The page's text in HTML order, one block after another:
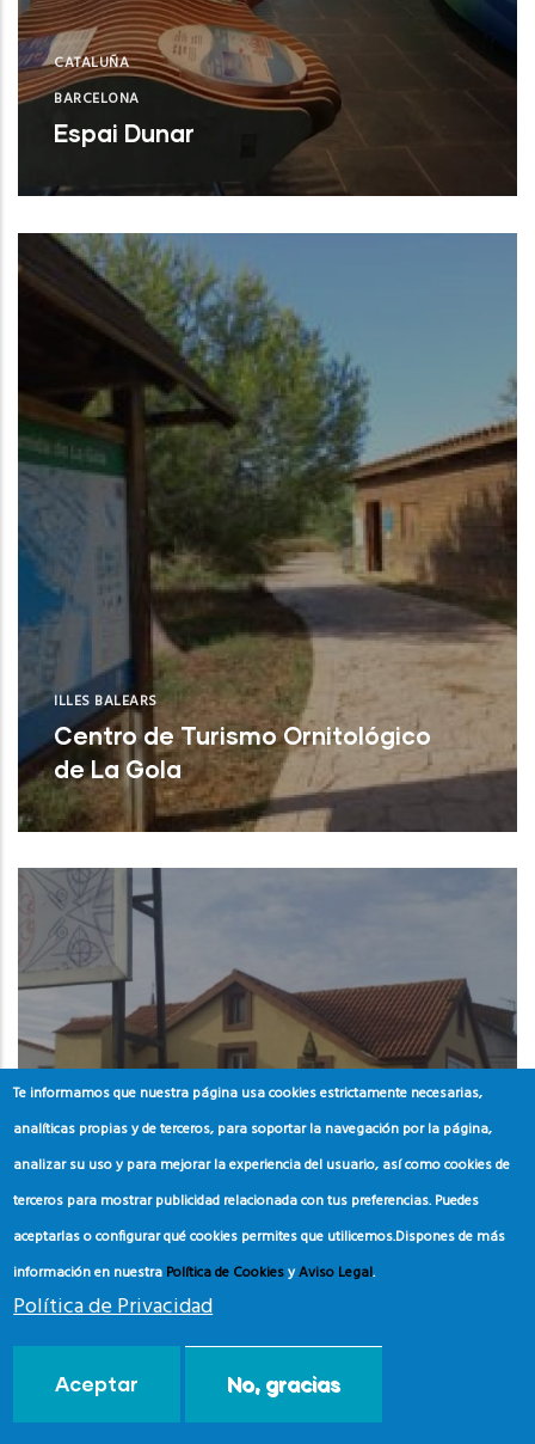
CATALUÑA
BARCELONA
Espai Dunar
Castelldefels (Barcelona)
ILLES BALEARS
Centro de Turismo Ornitológico
de La Gola
Pollença (Illes Balears)
GALICIA
Centro de Interpretación
Ambiental Foz do Miñor
Te informamos que nuestra página usa cookies estrictamente necesarias,
analíticas propias y de terceros, para soportar la navegación por la página,
analizar su uso y para mejorar la experiencia del usuario, así como cookies de
terceros para mostrar publicidad relacionada con tus preferencias. Puedes
aceptarlas o configurar qué cookies permites que utilicemos.Dispones de más
información en nuestra Política de CookiesyAviso Legal.
Política de Privacidad
Aceptar No, gracias